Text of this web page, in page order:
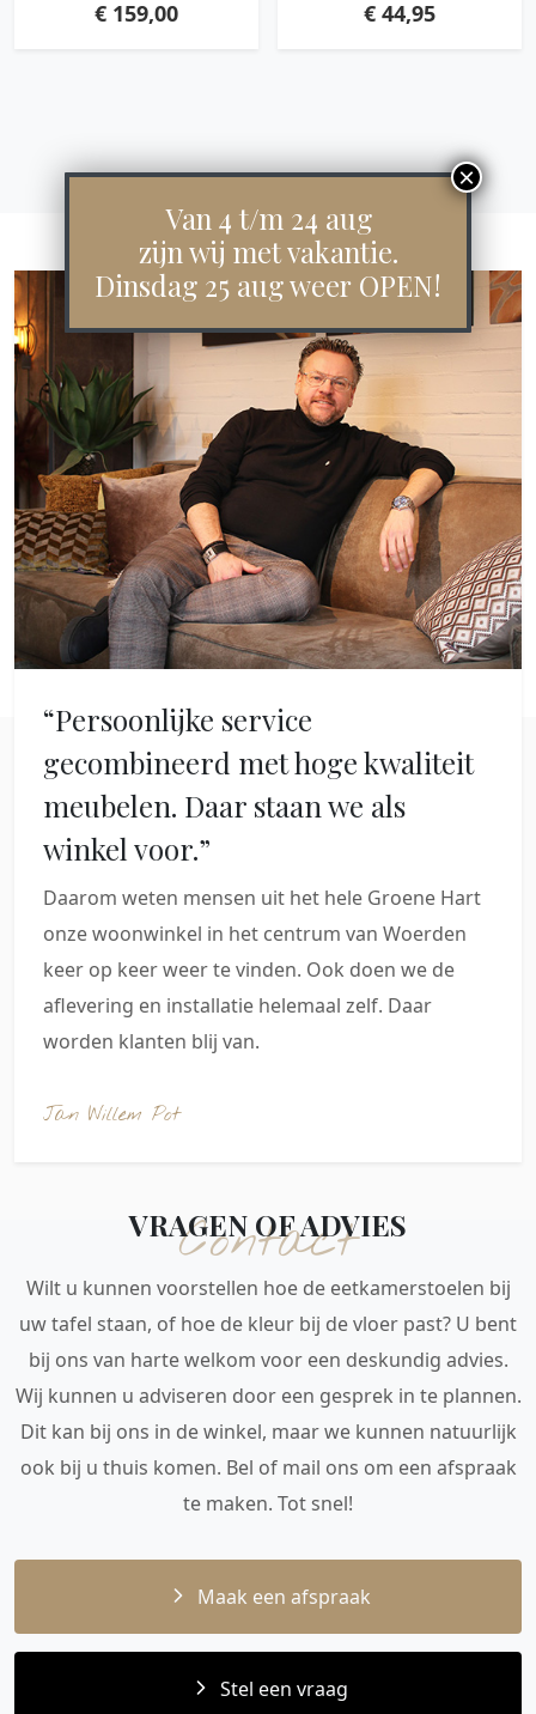
€159,00 € 44,95
“Persoonlijke service
gecombineerd met hoge kwaliteit
meubelen. Daar staan we als
winkel voor.”
Daarom weten mensen uit het hele Groene Hart
onze woonwinkel in het centrum van Woerden
keer op keer weer te vinden. Ook doen we de
aflevering en installatie helemaal zelf. Daar
worden klanten blij van.
Jan Willem Pot
Contact
VRAGEN OF ADVIES
Wilt u kunnen voorstellen hoe de eetkamerstoelen bij
uw tafel staan, of hoe de kleur bij de vloer past? U bent
bij ons van harte welkom voor een deskundig advies.
Wij kunnen u adviseren door een gesprek in te plannen.
Dit kan bij ons in de winkel, maar we kunnen natuurlijk
ook bij u thuis komen. Bel of mail ons om een afspraak
te maken. Tot snel!
Maak een afspraak
Stel een vraag
Van 4 t/m 24 aug
zijn wij met vakantie.
Dinsdag 25 aug weer OPEN!